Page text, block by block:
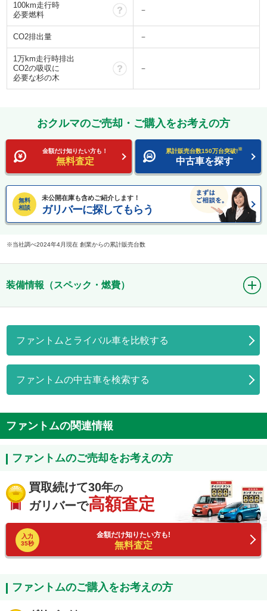
100km走行時
必要燃料
－
CO2排出量 －
1万km走行時排出
CO2の吸収に
必要な杉の木
－
おクルマのご売却・ご購入をお考えの方
金額だけ知りたい方も！
無料査定
累計販売台数150万台突破!※
中古車を探す
無料
相談
未公開在庫も含めご紹介します！
ガリバーに探してもらう
当社調べ2024年4月現在 創業からの累計販売台数
装備情報（スペック・燃費）
ファントムとライバル車を比較する
ファントムの中古車を検索する
ファントムの関連情報
ファントムのご売却をお考えの方
買取続けて30年の
ガリバーで高額査定
入力
35秒
金額だけ知りたい方も!
無料査定
ファントムのご購入をお考えの方